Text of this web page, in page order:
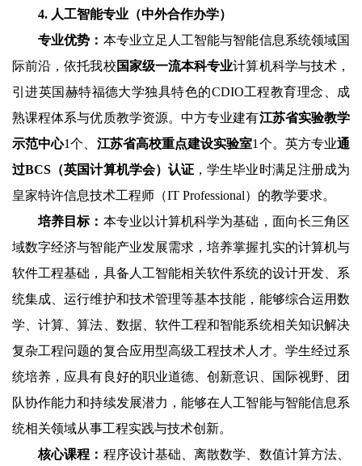
4. 人工智能专业（中外合作办学）
专业优势： 本专业立足人工智能与智能信息系统领域国
际前沿，依托我校 国家级一流本科专业计算机科学与技术，
引进英国赫特福德大学独具特色的CDIO工程教育理念、成
熟课程体系与优质教学资源。中方专业建有江苏省实验教学
示范中心1个、 江苏省高校重点建设实验室1 个。英方专业通
过BCS （英国计算机学会）认证 ，学生毕业时满足注册成为
皇家特许信息技术工程师（IT Professional）的教学要求。
培养目标： 本专业以计算机科学为基础，面向长三角区
域数字经济与智能产业发展需求，培养掌握扎实的计算机与
软件工程基础，具备人工智能相关软件系统的设计开发、系
统集成、运行维护和技术管理等基本技能，能够综合运用数
学、计算、算法、数据、软件工程和智能系统相关知识解决
复杂工程问题的复合应用型高级工程技术人才。学生经过系
统培养，应具有良好的职业道德、创新意识、国际视野、团
队协作能力和持续发展潜力，能够在人工智能与智能信息系
统相关领域从事工程实践与技术创新。
核心课程： 程序设计基础、离散数学、数值计算方法、